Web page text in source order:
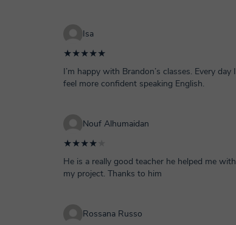
Isa
★★★★★
I’m happy with Brandon’s classes. Every day I
feel more confident speaking English.
Nouf Alhumaidan
★★★★
He is a really good teacher he helped me with
my project. Thanks to him
Rossana Russo